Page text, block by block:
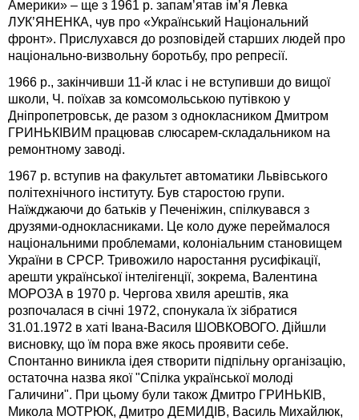
Америки» – ще з 1961 р. запам’ятав ім’я Левка
ЛУК’ЯНЕНКА, чув про «Український Національний
фронт». Прислухався до розповідей старших людей про
національно-визвольну боротьбу, про репресії.
1966 р., закінчивши 11-й клас і не вступивши до вищої
школи, Ч. поїхав за комсомольською путівкою у
Дніпропетровськ, де разом з однокласником Дмитром
ГРИНЬКІВИМ працював слюсарем-складальником на
ремонтному заводі.
1967 р. вступив на факультет автоматики Львівського
політехнічного інституту. Був старостою групи.
Наїжджаючи до батьків у Печеніжин, спілкувався з
друзями-однокласниками. Це коло дуже переймалося
національними проблемами, колоніальним становищем
України в СРСР. Тривожило наростання русифікації,
арешти української інтелігенції, зокрема, Валентина
МОРОЗА в 1970 р. Чергова хвиля арештів, яка
розпочалася в січні 1972, спонукала їх зібратися
31.01.1972 в хаті Івана-Василя ШОВКОВОГО. Дійшли
висновку, що їм пора вже якось проявити себе.
Спонтанно виникла ідея створити підпільну організацію,
остаточна назва якої "Спілка української молоді
Галичини". При цьому були також Дмитро ГРИНЬКІВ,
Микола МОТРЮК, Дмитро ДЕМИДІВ, Василь Михайлюк,